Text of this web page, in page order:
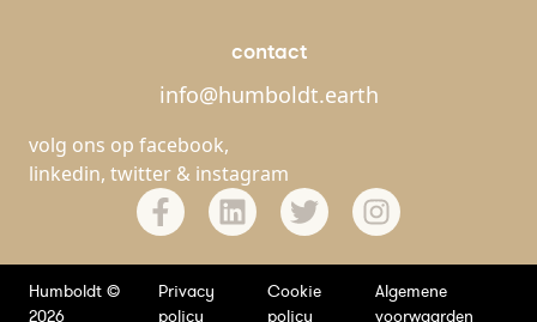
contact
info@humboldt.earth
volg ons op facebook,
linkedin, twitter & instagram
Humboldt ©
2026
Privacy
policy
Cookie
policy
Algemene
voorwaarden